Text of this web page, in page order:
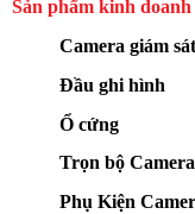
Sản phẩm kinh doanh
Camera giám sát
Đầu ghi hình
Ổ cứng
Trọn bộ Camera
Phụ Kiện